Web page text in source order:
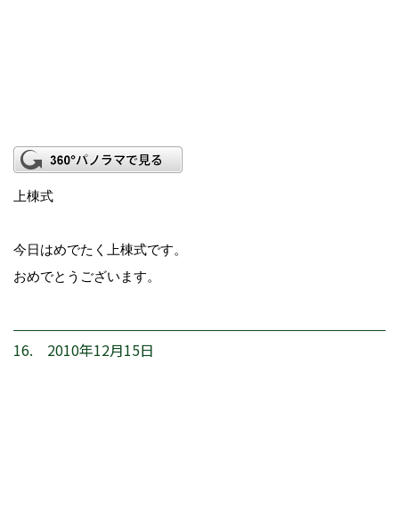
上棟式
今日はめでたく上棟式です。
おめでとうございます。
16. 2010年12月15日